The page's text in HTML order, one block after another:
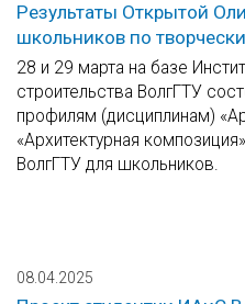
Результаты Открытой
школьников по
28 и 29 марта на базе
строительства ВолгГТУ
профилям (дисциплинам)
«Архитектурная
ВолгГТУ для школьников.
08.04.2025